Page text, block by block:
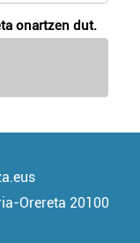
onartzen dut.
Orereta 20100